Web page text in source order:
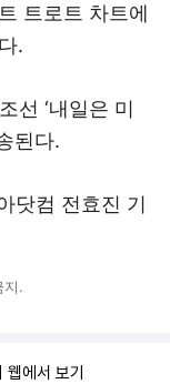
트로트 차트에
.
선 ‘내일은 미
된다.
닷컴 전효진 기
지.
에서 보기